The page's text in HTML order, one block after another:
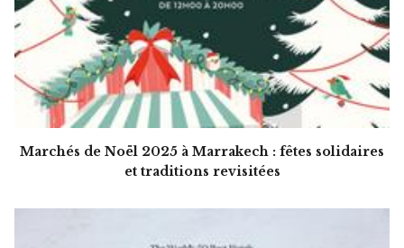
Marchés de Noël 2025 à Marrakech : fêtes solidaires
et traditions revisitées